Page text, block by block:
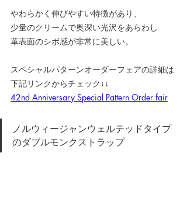
やわらかく伸びやすい特徴があり、
少量のクリームで奥深い光沢をあらわし
革表面のシボ感が非常に美しい。
スペシャルパターンオーダーフェアの詳細は
下記リンクからチェック↓↓
42nd Anniversary Special Pattern Order fair
ノルウィージャンウェルテッドタイプ
のダブルモンクストラップ